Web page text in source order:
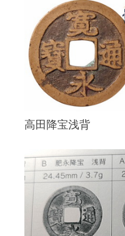
高田降宝浅背